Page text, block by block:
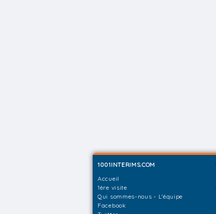
1001INTERIMS.COM
Accueil
1ère visite
Qui sommes-nous - L'équipe
Facebook